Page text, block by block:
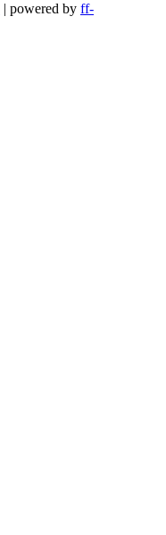
| powered by ff-